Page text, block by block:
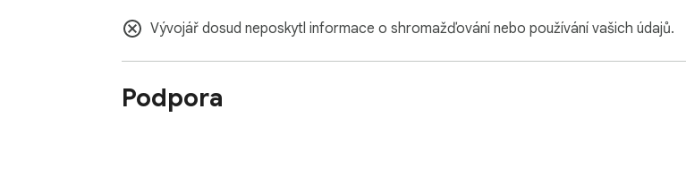
Vývojář dosud neposkytl informace o shromažďování nebo používání vašich údajů.
Podpora